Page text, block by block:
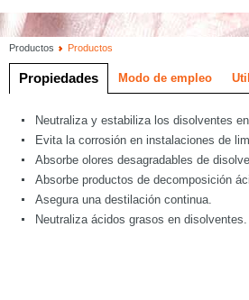
Productos Productos
Propiedades Modo de empleo
Neutraliza y estabiliza los disolventes
Evita la corrosión en instalaciones de
Absorbe olores desagradables de
Absorbe productos de decomposición
Asegura una destilación continua.
Neutraliza ácidos grasos en disolventes.